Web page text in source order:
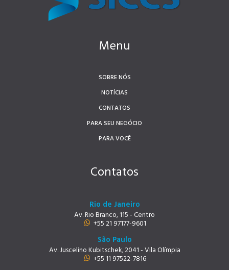
Menu
SOBRE NÓS
NOTÍCIAS
CONTATOS
PARA SEU NEGÓCIO
PARA VOCÊ
Contatos
Rio de Janeiro
Av. Rio Branco, 115 - Centro
+55 21 97177-9601
São Paulo
Av. Juscelino Kubitschek, 2041 - Vila Olímpia
+55 11 97522-7816